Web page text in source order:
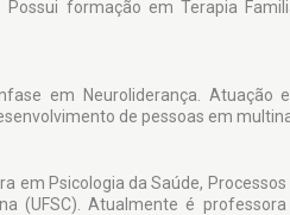
formação em Terapia
em Neuroliderança. Atuação
de pessoas em
em Psicologia da Saúde, Processos
(UFSC). Atualmente é